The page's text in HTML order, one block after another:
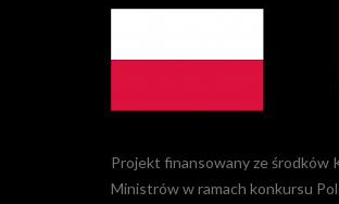
Projekt finansowany ze środków
Ministrów w ramach konkursu